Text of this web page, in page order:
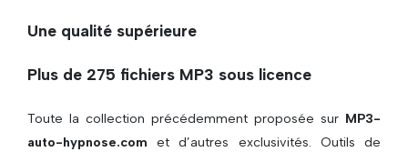
Une qualité supérieure
Plus de 275 fichiers MP3 sous licence
Toute la collection précédemment proposée sur MP3-
auto-hypnose.com et d’autres exclusivités. Outils de